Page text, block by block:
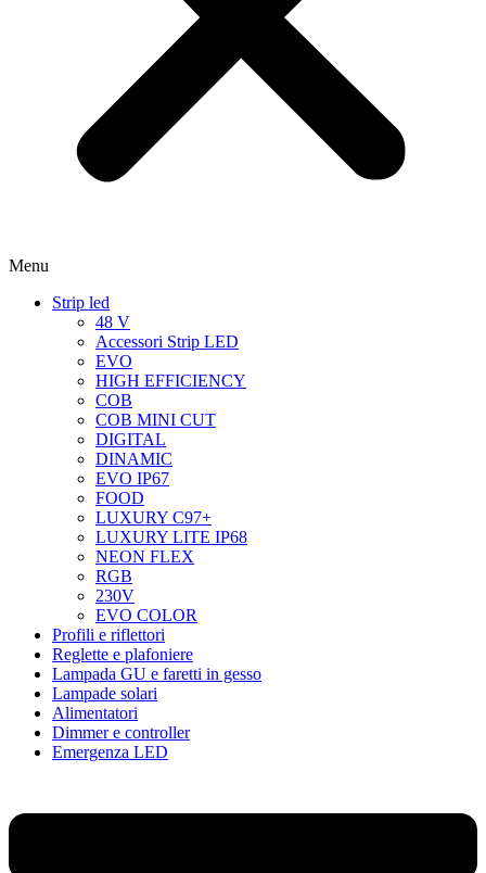
Menu
Strip led
48 V
Accessori Strip LED
EVO
HIGH EFFICIENCY
COB
COB MINI CUT
DIGITAL
DINAMIC
EVO IP67
FOOD
LUXURY C97+
LUXURY LITE IP68
NEON FLEX
RGB
230V
EVO COLOR
Profili e riflettori
Reglette e plafoniere
Lampada GU e faretti in gesso
Lampade solari
Alimentatori
Dimmer e controller
Emergenza LED